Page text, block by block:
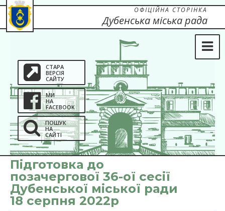
СТАРА
ВЕРСІЯ
САЙТУ
МИ
НА
FACEBOOK
ПОШУК
НА
САЙТІ
ОФІЦІЙНА СТОРІНКА
Дубенська міська рада
Підготовка до
позачергової 36-ої сесії
Дубенської міської ради
18 серпня 2022р